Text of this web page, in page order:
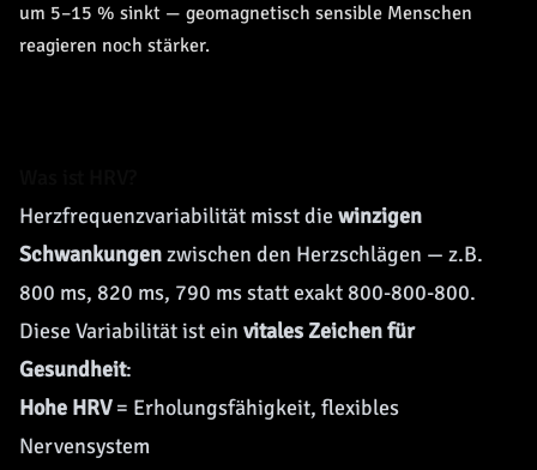
um 5–15 % sinkt — geomagnetisch sensible Menschen
reagieren noch stärker.
Herzfrequenzvariabilität misst die winzigen
Schwankungenzwischen den Herzschlägen — z.B.
800 ms, 820 ms, 790 ms statt exakt 800-800-800.
Diese Variabilität ist ein vitales Zeichen für
Gesundheit:
Hohe HRV= Erholungsfähigkeit, flexibles
Nervensystem